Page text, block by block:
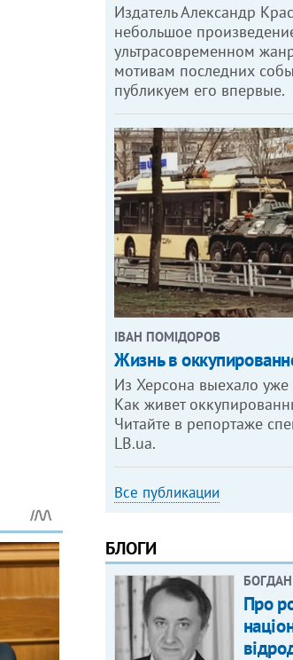
Издатель Александр
небольшое
ультрасовременном
мотивам последних
публикуем его впервые.
ІВАН ПОМІДОРОВ
Жизнь в
Из Херсона выехало уже
Как живет
Читайте в репортаже
LB.ua.
Все публикации
БЛОГИ
Про